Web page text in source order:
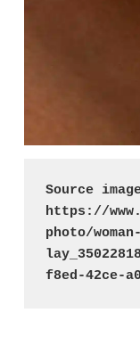
Source
https://
photo/
f8ed-42ce-